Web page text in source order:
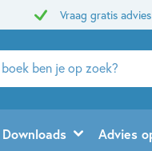
Vraag gratis
Downloads Advies